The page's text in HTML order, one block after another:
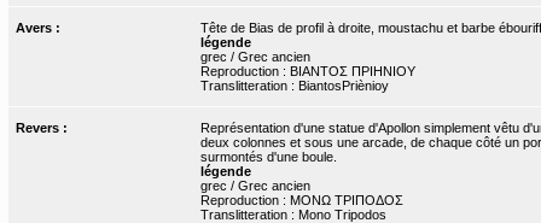
Avers :
Tête de Bias de profil à droite, moustachu et barbe
légende
grec / Grec ancien
Reproduction : ΒΙΑΝΤΟΣ ΠΡΙΗΝΙΟΥ
Translitteration : BiantosPriènioy
Revers :
Représentation d'une statue d'Apollon simplement vêtu
deux colonnes et sous une arcade, de chaque côté un
surmontés d'une boule.
légende
grec / Grec ancien
Reproduction : ΜΟΝΩ ΤΡΙΠΟΔΟΣ
Translitteration : Mono Tripodos